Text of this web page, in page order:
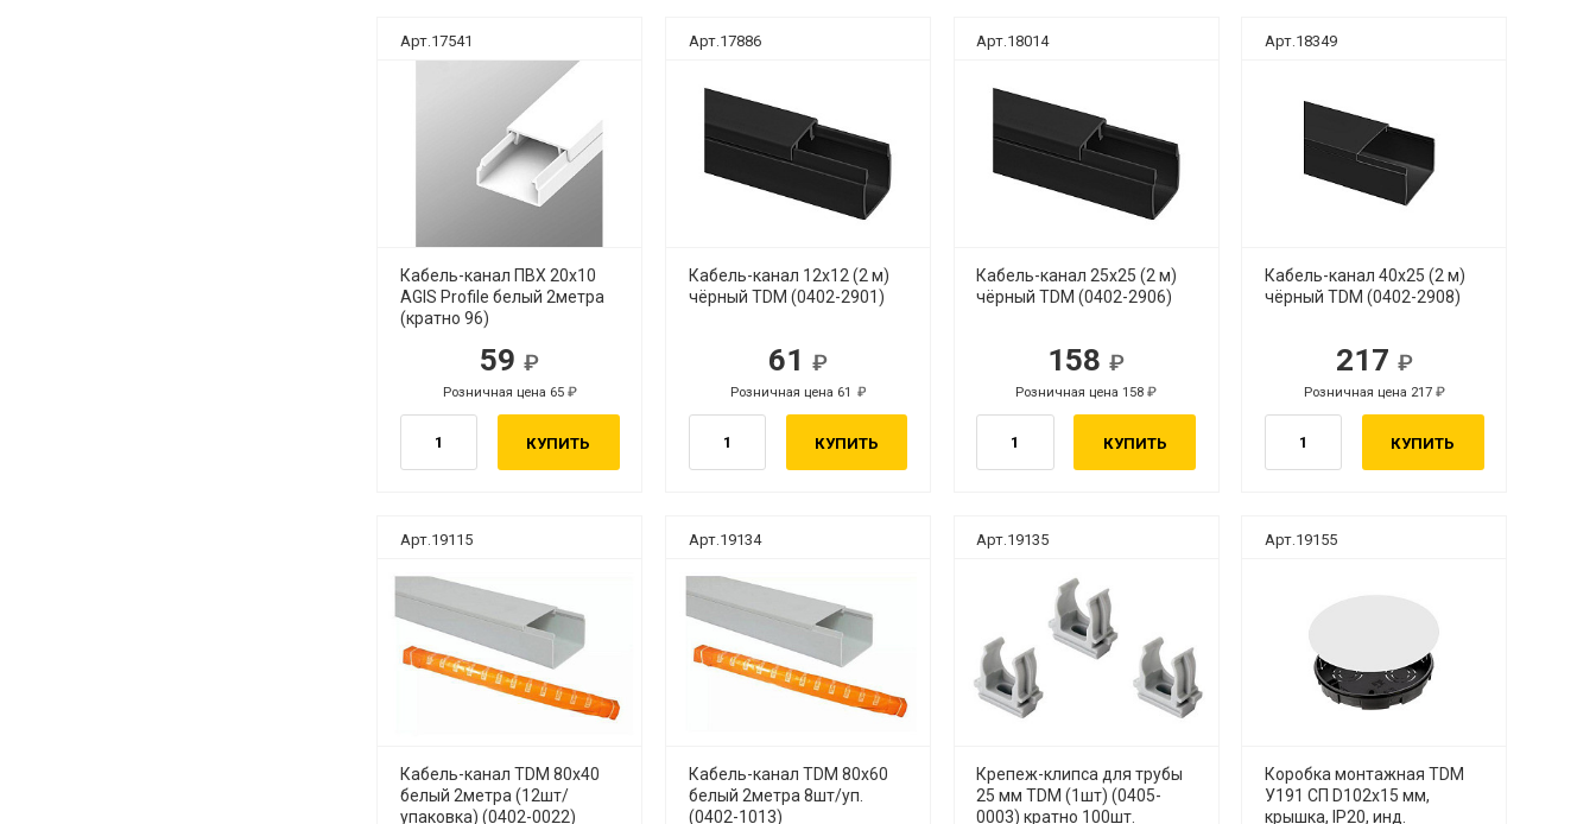
Арт.17541
Кабель-канал ПВХ 20х10
AGIS Profile белый 2метра
(кратно 96)
59
Розничная цена 65
КУПИТЬ
Арт.17886
Кабель-канал 12х12 (2 м)
чёрный TDM (0402-2901)
61
Розничная цена 61
КУПИТЬ
Арт.18014
Кабель-канал 25х25 (2 м)
чёрный TDM (0402-2906)
158
руб.
Розничная цена 158
руб.
КУПИТЬ
Арт.18349
Кабель-канал 40х25 (2 м)
чёрный TDM (0402-2908)
217
руб.
Розничная цена 217
руб.
КУПИТЬ
Арт.19115
Кабель-канал TDM 80х40
белый 2метра (12шт/
упаковка) (0402-0022)
Арт.19134
Кабель-канал TDM 80х60
белый 2метра 8шт/уп.
(0402-1013)
Арт.19135
Крепеж-клипса для трубы
25 мм TDM (1шт) (0405-
0003) кратно 100шт.
Арт.19155
Коробка монтажная TDM
У191 СП D102х15 мм,
крышка, IP20, инд.